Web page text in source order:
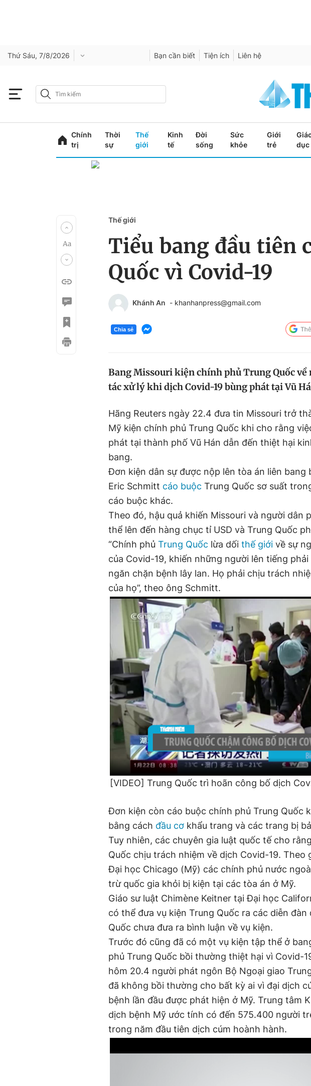
Thứ Sáu, 7/8/2026 Bạn cần biết Tiện ích Liên hệ
Chính
trị
Thời
sự
Thế
giới
Kinh
tế
Đời
sống
Sức
khỏe
Giới
trẻ
dục
Thế giới
Tiểu bang đầu tiên
Quốc vì Covid-19
Khánh An - khanhanpress@gmail.com
Chia sẻ
Bang Missouri kiện chính phủ Trung Quốc
tác xử lý khi dịch Covid-19 bùng phát tại Vũ
Hãng Reuters ngày 22.4 đưa tin Missouri trở
Mỹ kiện chính phủ Trung Quốc khi cho rằng
phát tại thành phố Vũ Hán dẫn đến thiệt hại
bang.
Đơn kiện dân sự được nộp lên tòa án liên bang
Eric Schmitt cáo buộc Trung Quốc sơ suất
cáo buộc khác.
Theo đó, hậu quả khiến Missouri và người dân
thể lên đến hàng chục tỉ USD và Trung Quốc
“Chính phủ Trung Quốc lừa dối thế giới về sự
của Covid-19, khiến những người lên tiếng
ngăn chặn bệnh lây lan. Họ phải chịu trách
của họ”, theo ông Schmitt.
[VIDEO] Trung Quốc trì hoãn công bố dịch
Đơn kiện còn cáo buộc chính phủ Trung Quốc
bằng cách đầu cơ khẩu trang và các trang bị
Tuy nhiên, các chuyên gia luật quốc tế cho
Quốc chịu trách nhiệm về dịch Covid-19. Theo
Đại học Chicago (Mỹ) các chính phủ nước
trừ quốc gia khỏi bị kiện tại các tòa án ở Mỹ.
Giáo sư luật Chimène Keitner tại Đại học
có thể đưa vụ kiện Trung Quốc ra các diễn
Quốc chưa đưa ra bình luận về vụ kiện.
Trước đó cũng đã có một vụ kiện tập thể ở
phủ Trung Quốc bồi thường thiệt hại vì Covid-
hôm 20.4 người phát ngôn Bộ Ngoại giao
đã không bồi thường cho bất kỳ ai vì đại dịch
bệnh lần đầu được phát hiện ở Mỹ. Trung tâm
dịch bệnh Mỹ ước tính có đến 575.400 người
trong năm đầu tiên dịch cúm hoành hành.